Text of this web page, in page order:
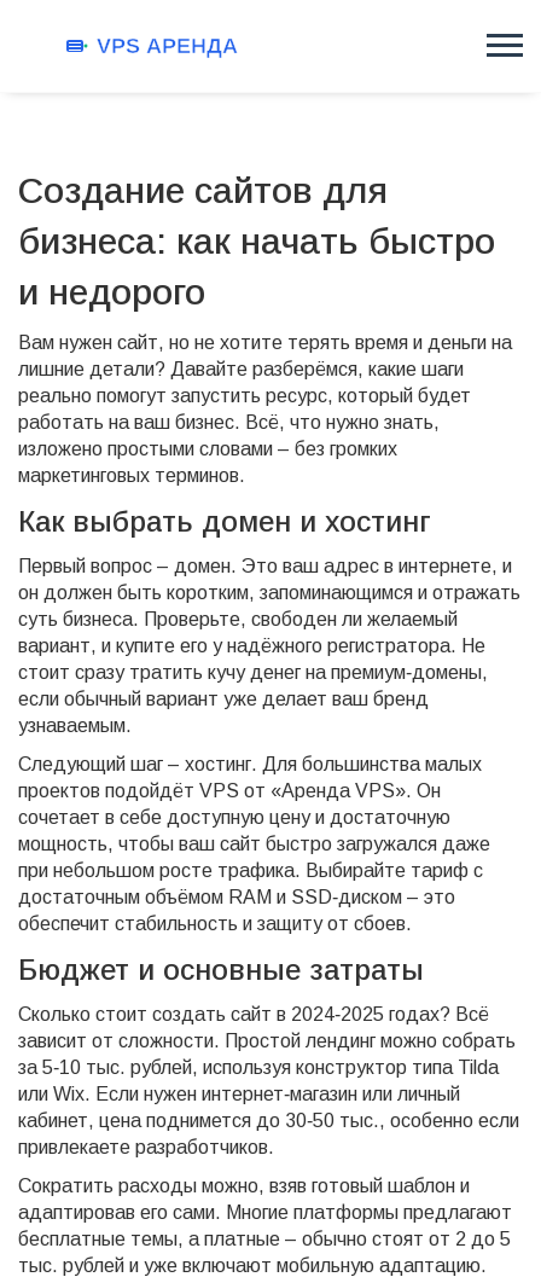
Создание сайтов для
бизнеса: как начать быстро
и недорого
Вам нужен сайт, но не хотите терять время и деньги на
лишние детали? Давайте разберёмся, какие шаги
реально помогут запустить ресурс, который будет
работать на ваш бизнес. Всё, что нужно знать,
изложено простыми словами – без громких
маркетинговых терминов.
Как выбрать домен и хостинг
Первый вопрос – домен. Это ваш адрес в интернете, и
он должен быть коротким, запоминающимся и отражать
суть бизнеса. Проверьте, свободен ли желаемый
вариант, и купите его у надёжного регистратора. Не
стоит сразу тратить кучу денег на премиум‑домены,
если обычный вариант уже делает ваш бренд
узнаваемым.
Следующий шаг – хостинг. Для большинства малых
проектов подойдёт VPS от «Аренда VPS». Он
сочетает в себе доступную цену и достаточную
мощность, чтобы ваш сайт быстро загружался даже
при небольшом росте трафика. Выбирайте тариф с
достаточным объёмом RAM и SSD‑диском – это
обеспечит стабильность и защиту от сбоев.
Бюджет и основные затраты
Сколько стоит создать сайт в 2024‑2025 годах? Всё
зависит от сложности. Простой лендинг можно собрать
за 5‑10 тыс. рублей, используя конструктор типа Tilda
или Wix. Если нужен интернет‑магазин или личный
кабинет, цена поднимется до 30‑50 тыс., особенно если
привлекаете разработчиков.
Сократить расходы можно, взяв готовый шаблон и
адаптировав его сами. Многие платформы предлагают
бесплатные темы, а платные – обычно стоят от 2 до 5
тыс. рублей и уже включают мобильную адаптацию.